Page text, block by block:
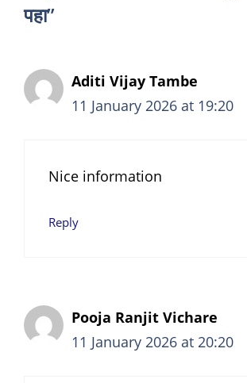
पहा”
Aditi Vijay Tambe
11 January 2026 at 19:20
Nice information
Reply
Pooja Ranjit Vichare
11 January 2026 at 20:20